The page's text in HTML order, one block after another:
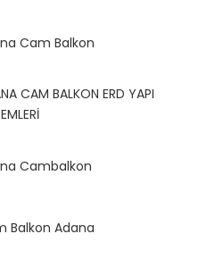
Cam Balkon
CAM BALKON ERD YAPI
Cambalkon
Balkon Adana